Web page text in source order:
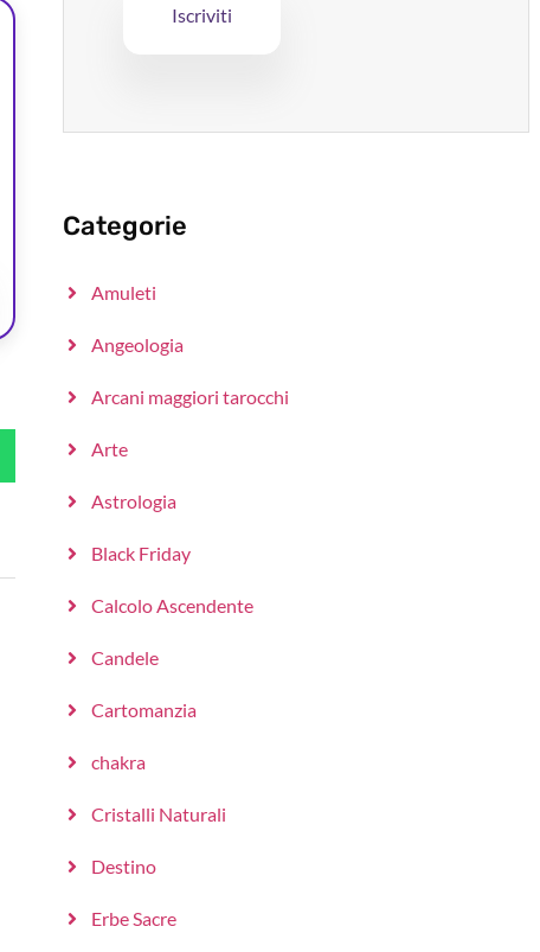
Categorie
Amuleti
Angeologia
Arcani maggiori tarocchi
Arte
Astrologia
Black Friday
Calcolo Ascendente
Candele
Cartomanzia
chakra
Cristalli Naturali
Destino
Erbe Sacre